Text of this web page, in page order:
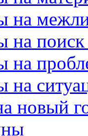
на
на
на
на
новый